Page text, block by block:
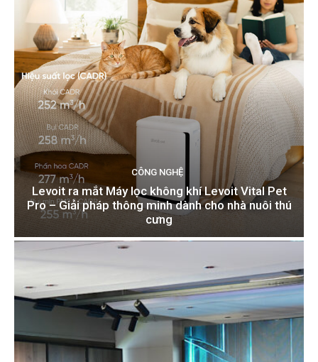
CÔNG NGHỆ
Levoit ra mắt Máy lọc không khí Levoit Vital Pet
Pro – Giải pháp thông minh dành cho nhà nuôi thú
cưng